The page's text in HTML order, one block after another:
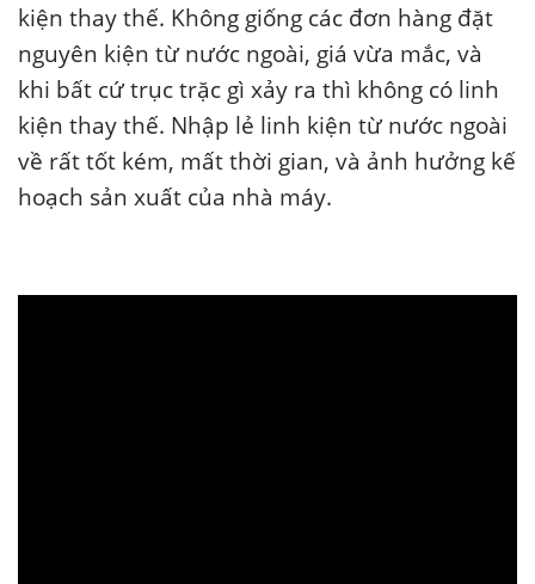
kiện thay thế. Không giống các đơn hàng đặt
nguyên kiện từ nước ngoài, giá vừa mắc, và
khi bất cứ trục trặc gì xảy ra thì không có linh
kiện thay thế. Nhập lẻ linh kiện từ nước ngoài
về rất tốt kém, mất thời gian, và ảnh hưởng kế
hoạch sản xuất của nhà máy.